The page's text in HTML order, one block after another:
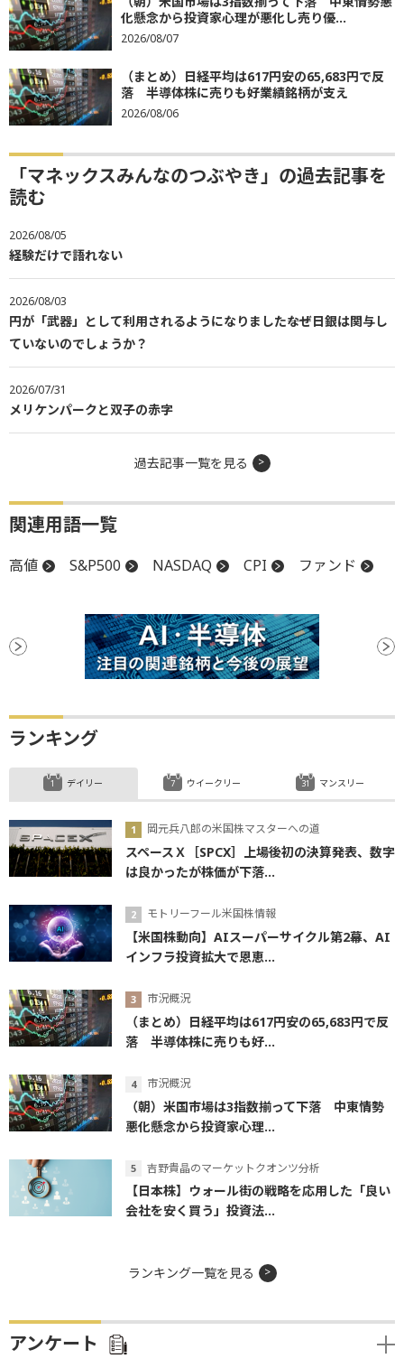
化懸念から投資家心理が悪化し売り優...
2026/08/07
（まとめ）日経平均は617円安の65,683円で反
落 半導体株に売りも好業績銘柄が支え
2026/08/06
「マネックスみんなのつぶやき」の過去記事を
読む
2026/08/05
経験だけで語れない
2026/08/03
円が「武器」として利用されるようになりました――なぜ日銀は関与し
ていないのでしょうか？
2026/07/31
メリケンパークと双子の赤字
過去記事一覧を見る
関連用語一覧
高値 S&P500 NASDAQ CPI ファンド
ランキング
デイリー
岡元兵八郎の米国株マスターへの道
スペースＸ［SPCX］上場後初の決算発表、数字
は良かったが株価が下落...
モトリーフール米国株情報
【米国株動向】AIスーパーサイクル第2幕、AI
インフラ投資拡大で恩恵...
市況概況
（まとめ）日経平均は617円安の65,683円で反
落 半導体株に売りも好...
市況概況
（朝）米国市場は3指数揃って下落 中東情勢
悪化懸念から投資家心理...
吉野貴晶のマーケットクオンツ分析
【日本株】ウォール街の戦略を応用した「良い
会社を安く買う」投資法...
ウイークリー マンスリー
ランキング一覧を見る
アンケート